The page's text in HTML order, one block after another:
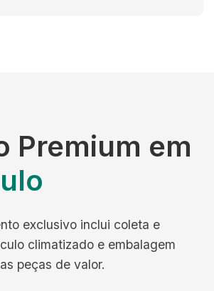
Premium em
exclusivo inclui coleta e
climatizado e embalagem
peças de valor.